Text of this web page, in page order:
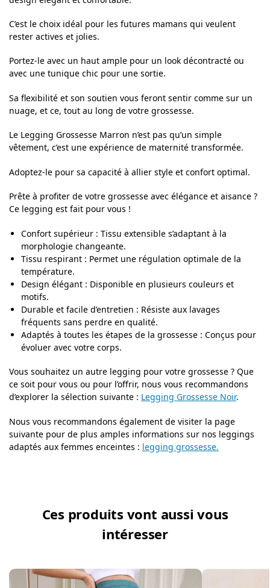
C’est le choix idéal pour les futures mamans qui veulent
rester actives et jolies.
Portez-le avec un haut ample pour un look décontracté ou
avec une tunique chic pour une sortie.
Sa flexibilité et son soutien vous feront sentir comme sur un
nuage, et ce, tout au long de votre grossesse.
Le Legging Grossesse Marron n’est pas qu’un simple
vêtement, c’est une expérience de maternité transformée.
Adoptez-le pour sa capacité à allier style et confort optimal.
Prête à profiter de votre grossesse avec élégance et aisance ?
Ce legging est fait pour vous !
Confort supérieur : Tissu extensible s’adaptant à la
morphologie changeante.
Tissu respirant : Permet une régulation optimale de la
température.
Design élégant : Disponible en plusieurs couleurs et
motifs.
Durable et facile d’entretien : Résiste aux lavages
fréquents sans perdre en qualité.
Adaptés à toutes les étapes de la grossesse : Conçus pour
évoluer avec votre corps.
Vous souhaitez un autre legging pour votre grossesse ? Que
ce soit pour vous ou pour l’offrir, nous vous recommandons
d’explorer la sélection suivante : Legging Grossesse Noir.
Nous vous recommandons également de visiter la page
suivante pour de plus amples informations sur nos leggings
adaptés aux femmes enceintes : legging grossesse.
Ces produits vont aussi vous
intéresser